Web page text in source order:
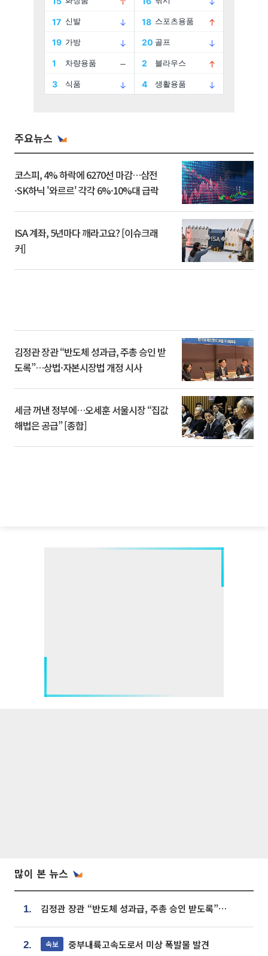
주요뉴스
코스피, 4% 하락에 6270선 마감…삼전
·SK하닉 '와르르' 각각 6%·10%대 급락
ISA 계좌, 5년마다 깨라고요? [이슈크래
커]
김정관 장관 “반도체 성과급, 주총 승인 받
도록”…상법·자본시장법 개정 시사
세금 꺼낸 정부에…오세훈 서울시장 “집값
해법은 공급” [종합]
많이 본 뉴스
1. 김정관 장관 “반도체 성과급, 주총 승인 받도록”…상법·자본시장법 개정 시사
2. 속보 중부내륙고속도로서 미상 폭발물 발견